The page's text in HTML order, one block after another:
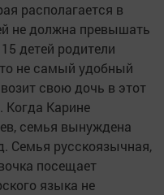
располагается в
не должна превышать
де­тей родители
не самый удобный
свою дочь в этот
Когда Карине
семья вынуж­дена
Семья рус­скоязычная,
посещает
языка не